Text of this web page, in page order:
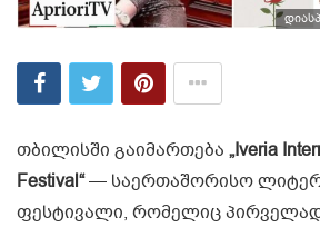
თბილისში გაიმართება „Iveria
Festival“— საერთაშორისო
ფესტივალი, რომელიც